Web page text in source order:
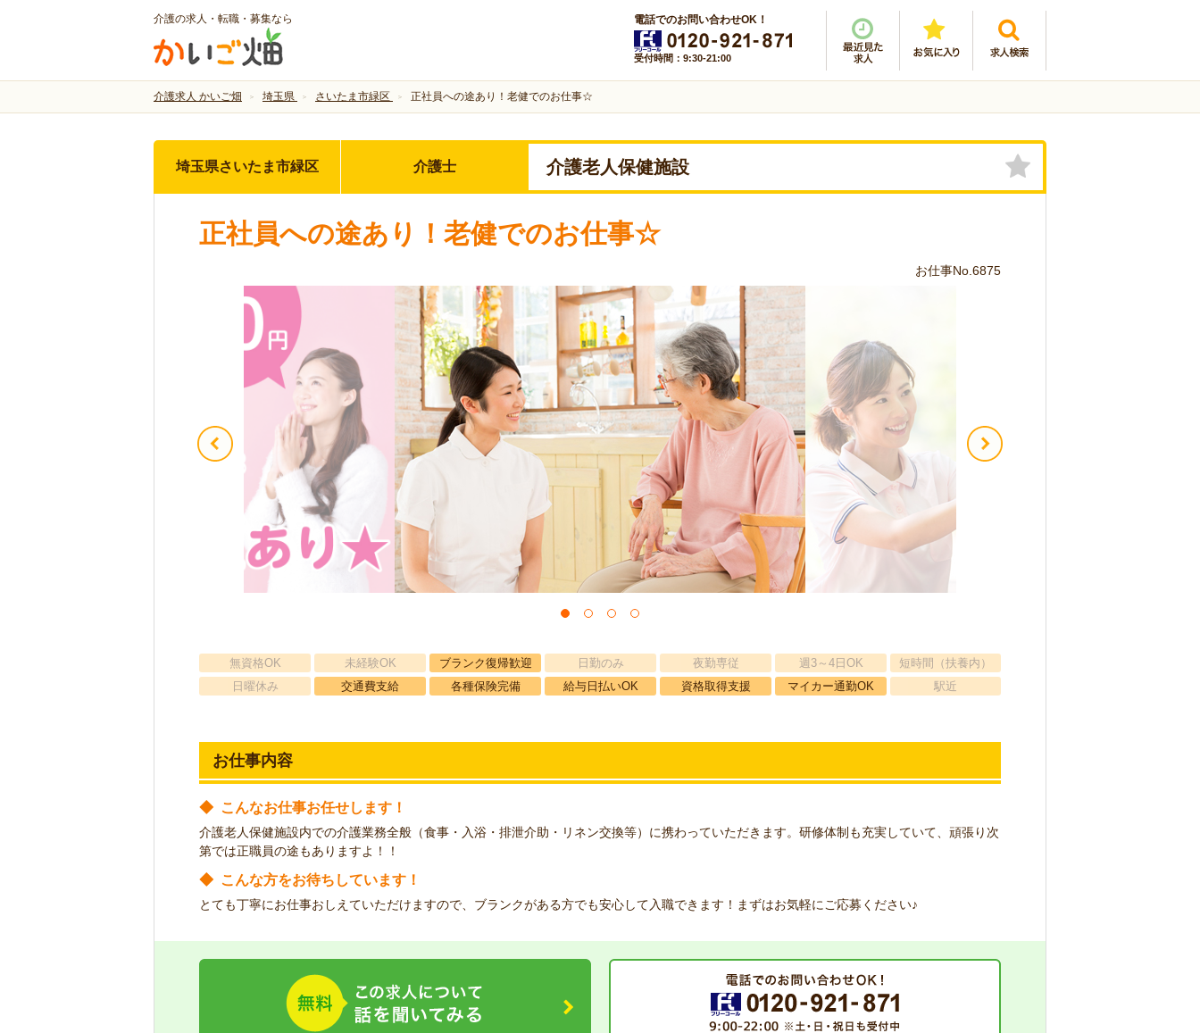
介護の求人・転職・募集なら 電話でのお問い合わせOK！
受付時間：9:30-21:00
介護求人 かいご畑 埼玉県 さいたま市緑区 正社員への途あり！老健でのお仕事☆
埼玉県さいたま市緑区 介護士 介護老人保健施設
正社員への途あり！老健でのお仕事☆
お仕事No.6875
無資格OK 未経験OK ブランク復帰歓迎 日勤のみ 夜勤専従 週3～4日OK
短時間（扶養内）
日曜休み
交通費支給 各種保険完備 給与日払いOK 資格取得支援 マイカー通勤OK 駅近
お仕事内容
◆ こんなお仕事お任せします！
介護老人保健施設内での介護業務全般（食事・入浴・排泄介助・リネン交換等）に携わっていただきます。研修体制も充実していて、頑張り次
第では正職員の途もありますよ！！
◆ こんな方をお待ちしています！
とても丁寧にお仕事おしえていただけますので、ブランクがある方でも安心して入職できます！まずはお気軽にご応募ください♪